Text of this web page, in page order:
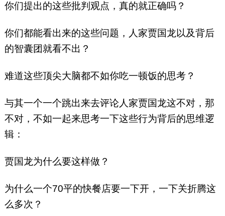
你们提出的这些批判观点，真的就正确吗？
你们都能看出来的这些问题，人家贾国龙以及背后
的智囊团就看不出？
难道这些顶尖大脑都不如你吃一顿饭的思考？
与其一个一个跳出来去评论人家贾国龙这不对，那
不对，不如一起来思考一下这些行为背后的思维逻
辑：
贾国龙为什么要这样做？
为什么一个70平的快餐店要一下开，一下关折腾这
么多次？